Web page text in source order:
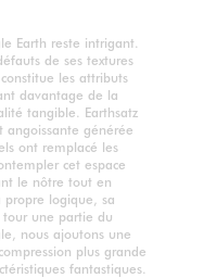
Earth reste intrigant.
de ses textures
les attributs
davantage de la
tangible. Earthsatz
générée
ont remplacé les
cet espace
le nôtre tout en
logique, sa
tour une partie du
nous ajoutons une
plus grande
fantastiques.